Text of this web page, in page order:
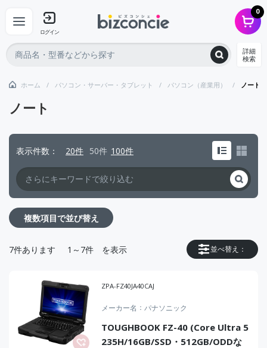
ログイン
0
詳細
検索
ホーム パソコン・サーバー・タブレット パソコン（産業用） ノート
ノート
表示件数 20件 50件 100件
複数項目で並び替え
並べ替え：
7件あります 1～7件 を表示
ZPA-FZ40JA40CAJ
メーカー名 パナソニック
TOUGHBOOK FZ-40 (Core Ultra 5
235H/16GB/SSD・512GB/ODDな